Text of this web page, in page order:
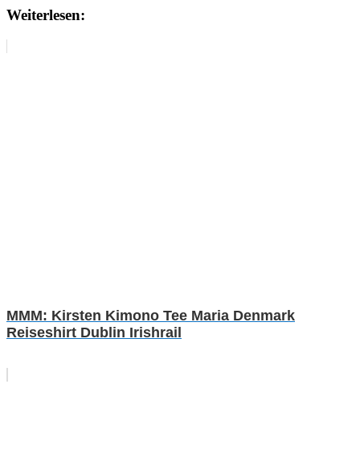
Weiterlesen:
MMM: Kirsten Kimono Tee Maria Denmark
Reiseshirt Dublin Irishrail